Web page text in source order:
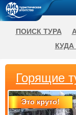
Горящие
Это круто!
ПОИСК ТУРА
КУДА